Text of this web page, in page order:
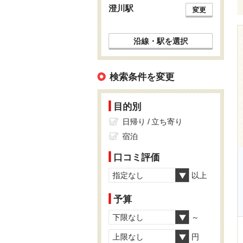
澄川駅 変更
沿線・駅を選択
検索条件を変更
目的別
日帰り / 立ち寄り
宿泊
口コミ評価
指定なし 以上
予算
下限なし ～
上限なし 円